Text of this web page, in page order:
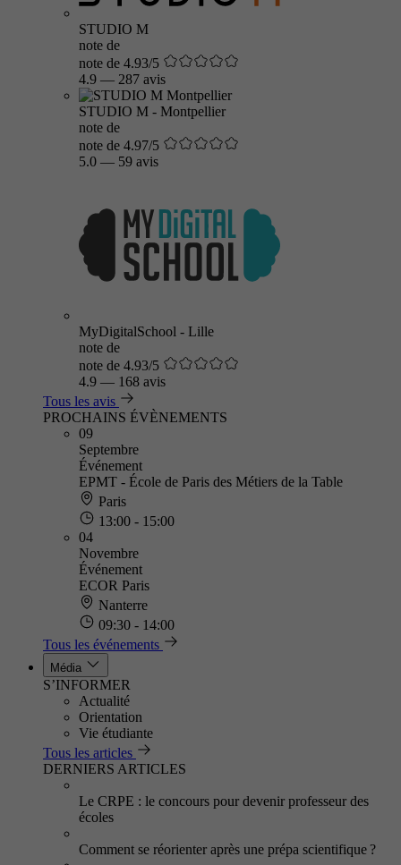
STUDIO M
note de
note de 4.93/5
4.9 — 287 avis
STUDIO M - Montpellier
note de
note de 4.97/5
5.0 — 59 avis
MyDigitalSchool - Lille
note de
note de 4.93/5
4.9 — 168 avis
Tous les avis
PROCHAINS ÉVÈNEMENTS
09
Septembre
Événement
EPMT - École de Paris des Métiers de la Table
Paris
13:00 - 15:00
04
Novembre
Événement
ECOR Paris
Nanterre
09:30 - 14:00
Tous les événements
Média
S’INFORMER
Actualité
Orientation
Vie étudiante
Tous les articles
DERNIERS ARTICLES
Le CRPE : le concours pour devenir professeur des
écoles
Comment se réorienter après une prépa scientifique ?